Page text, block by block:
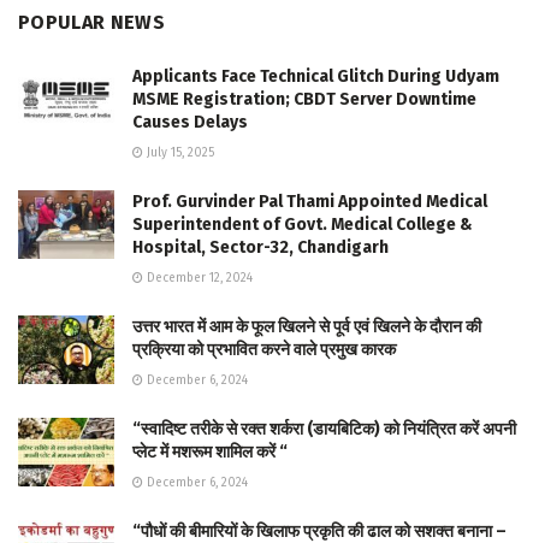
POPULAR NEWS
Applicants Face Technical Glitch During Udyam
MSME Registration; CBDT Server Downtime
Causes Delays
July 15, 2025
Prof. Gurvinder Pal Thami Appointed Medical
Superintendent of Govt. Medical College &
Hospital, Sector-32, Chandigarh
December 12, 2024
उत्तर भारत में आम के फूल खिलने से पूर्व एवं खिलने के दौरान की
प्रक्रिया को प्रभावित करने वाले प्रमुख कारक
December 6, 2024
“स्वादिष्ट तरीके से रक्त शर्करा (डायबिटिक) को नियंत्रित करें अपनी
प्लेट में मशरूम शामिल करें “
December 6, 2024
“पौधों की बीमारियों के खिलाफ प्रकृति की ढाल को सशक्त बनाना –